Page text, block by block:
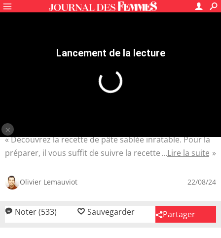
4.5/5 533avis
Pâte sablée : la meilleure
recette
Découvrez la recette de pâte sablée inratable. Pour la
préparer, il vous suffit de suivre la recette dans l'ordre !
beurre, sucre glace et eau. Une bonne recette
végétarienne de base pour des excellentes tartes.
Lire la suite
Olivier Lemauviot 22/08/24
Noter (533) Sauvegarder Partager